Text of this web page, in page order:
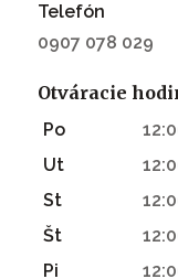
Telefón
0907 078 029
Otváracie
Po
Ut
St
Št
Pi